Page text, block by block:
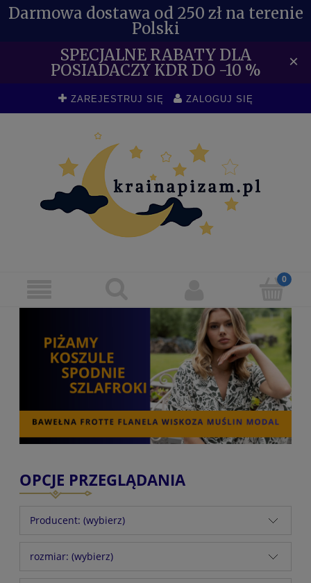
Darmowa dostawa od 250 zł na terenie
Polski
SPECJALNE RABATY DLA
POSIADACZY KDR DO -10 % ×
ZAREJESTRUJ SIĘ ZALOGUJ SIĘ
OPCJE PRZEGLĄDANIA
Producent: (wybierz)
rozmiar: (wybierz)